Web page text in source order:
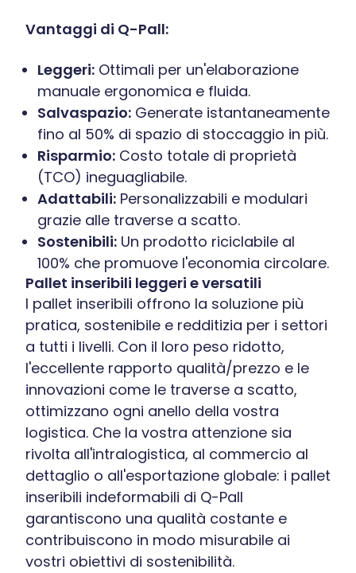
Vantaggi di Q-Pall:
Leggeri: Ottimali per un'elaborazione
manuale ergonomica e fluida.
Salvaspazio: Generate istantaneamente
fino al 50% di spazio di stoccaggio in più.
Risparmio: Costo totale di proprietà
(TCO) ineguagliabile.
Adattabili: Personalizzabili e modulari
grazie alle traverse a scatto.
Sostenibili: Un prodotto riciclabile al
100% che promuove l'economia circolare.
Pallet inseribili leggeri e versatili
I pallet inseribili offrono la soluzione più
pratica, sostenibile e redditizia per i settori
a tutti i livelli. Con il loro peso ridotto,
l'eccellente rapporto qualità/prezzo e le
innovazioni come le traverse a scatto,
ottimizzano ogni anello della vostra
logistica. Che la vostra attenzione sia
rivolta all'intralogistica, al commercio al
dettaglio o all'esportazione globale: i pallet
inseribili indeformabili di Q-Pall
garantiscono una qualità costante e
contribuiscono in modo misurabile ai
vostri obiettivi di sostenibilità.